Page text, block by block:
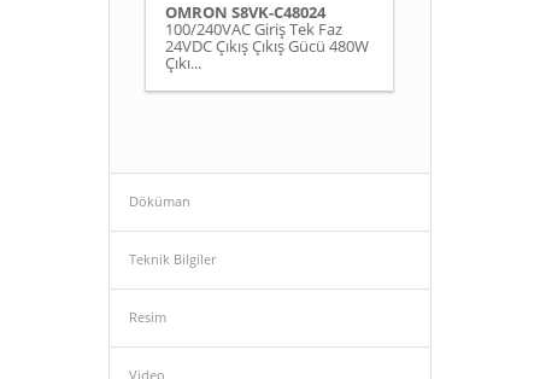
OMRON S8VK-C48024
100/240VAC Giriş Tek Faz
24VDC Çıkış Çıkış Gücü 480W
Çıkı...
Döküman
Teknik Bilgiler
Resim
Video